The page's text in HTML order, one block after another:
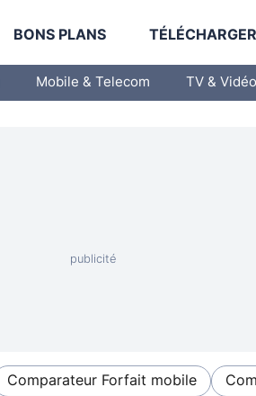
BONS PLANS
Mobile & Telecom TV & Vidéo
Comparateur Forfait mobile